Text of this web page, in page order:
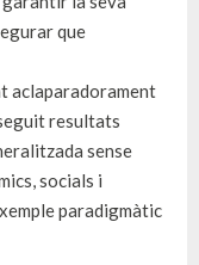
que
aclaparadorament
resultats
sense
socials i
paradigmàtic